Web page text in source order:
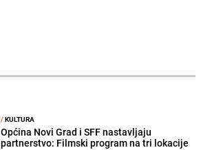
/KULTURA
Općina Novi Grad i SFF nastavljaju
partnerstvo: Filmski program na tri lokacije